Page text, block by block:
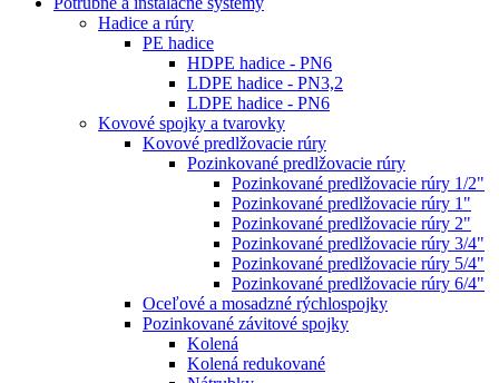
Hadice a rúry
PE hadice
HDPE hadice - PN6
LDPE hadice - PN3,2
LDPE hadice - PN6
Kovové spojky a tvarovky
Kovové predlžovacie rúry
Pozinkované predlžovacie rúry
Pozinkované predlžovacie rúry 1/2"
Pozinkované predlžovacie rúry 1"
Pozinkované predlžovacie rúry 2"
Pozinkované predlžovacie rúry 3/4"
Pozinkované predlžovacie rúry 5/4"
Pozinkované predlžovacie rúry 6/4"
Oceľové a mosadzné rýchlospojky
Pozinkované závitové spojky
Kolená
Kolená redukované